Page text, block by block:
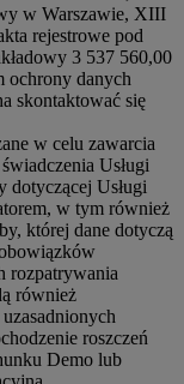
w Warszawie, XIII
rejestrowe pod
3 537 560,00
ochrony danych
skontaktować się
w celu zawarcia
Usługi
Usługi
w tym również
której dane dotyczą
rozpatrywania
również
roszczeń
Demo lub